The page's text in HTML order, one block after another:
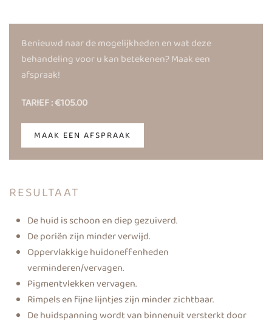
Benieuwd naar de mogelijkheden en wat deze
behandeling voor u kan betekenen? Maak een
afspraak!
TARIEF : €105.00
MAAK EEN AFSPRAAK
RESULTAAT
De huid is schoon en diep gezuiverd.
De poriën zijn minder verwijd.
Oppervlakkige huidoneffenheden
verminderen/vervagen.
Pigmentvlekken vervagen.
Rimpels en fijne lijntjes zijn minder zichtbaar.
De huidspanning wordt van binnenuit versterkt door